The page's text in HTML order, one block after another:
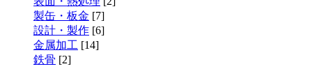
製缶・板金 [7]
設計・製作 [6]
金属加工 [14]
鉄骨 [2]